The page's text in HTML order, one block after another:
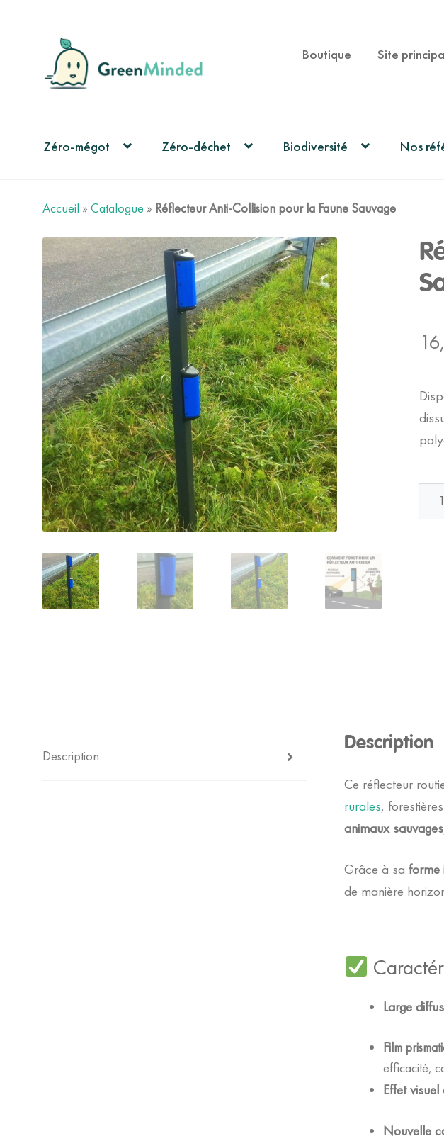
Aller
la
Aller
au
contenu
Boutique Site
Zéro-mégot Zéro-déchet Biodiversité Nos
Accueil »Catalogue » Réflecteur Anti-Collision pour la Faune Sauvage
Description
Description
Ce réflecteur
rurales,
animaux sauvages
Grâce à sa forme
de manière
Large
Film
efficacité,
Effet
Nouvelle